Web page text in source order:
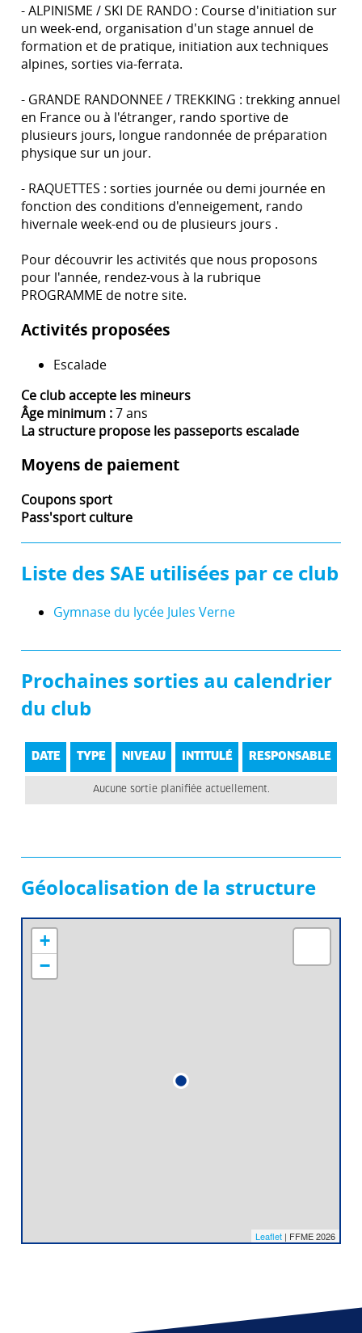
- ALPINISME / SKI DE RANDO : Course d'initiation sur
un week-end, organisation d'un stage annuel de
formation et de pratique, initiation aux techniques
alpines, sorties via-ferrata.
- GRANDE RANDONNEE / TREKKING : trekking annuel
en France ou à l'étranger, rando sportive de
plusieurs jours, longue randonnée de préparation
physique sur un jour.
- RAQUETTES : sorties journée ou demi journée en
fonction des conditions d'enneigement, rando
hivernale week-end ou de plusieurs jours .
Pour découvrir les activités que nous proposons
pour l'année, rendez-vous à la rubrique
PROGRAMME de notre site.
Activités proposées
Escalade
Ce club accepte les mineurs
Âge minimum :7 ans
La structure propose les passeports escalade
Moyens de paiement
Coupons sport
Pass'sport culture
Liste des SAE utilisées par ce club
Gymnase du lycée Jules Verne
Prochaines sorties au calendrier
du club
DATE TYPE NIVEAU INTITULÉ RESPONSABLE
Aucune sortie planifiée actuellement.
Géolocalisation de la structure
+
−
Leaflet | FFME 2026